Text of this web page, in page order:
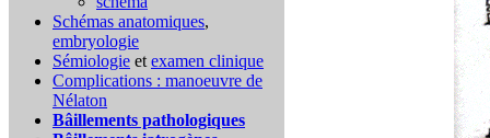
Schémas anatomiques,
embryologie
Sémiologie et examen clinique
Complications : manoeuvre de
Nélaton
Bâillements pathologiques